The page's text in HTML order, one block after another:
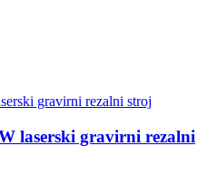
laserski gravirni rezalni